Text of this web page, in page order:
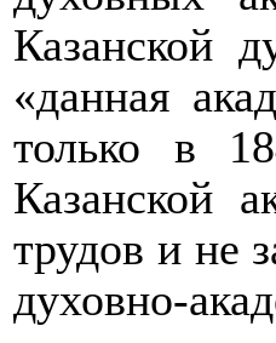
Казанской
«данная
только в
Казанской
трудов и не
духовно-